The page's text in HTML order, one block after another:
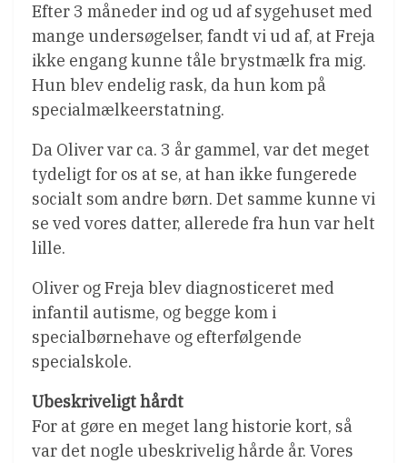
Efter 3 måneder ind og ud af sygehuset med
mange undersøgelser, fandt vi ud af, at Freja
ikke engang kunne tåle brystmælk fra mig.
Hun blev endelig rask, da hun kom på
specialmælkeerstatning.
Da Oliver var ca. 3 år gammel, var det meget
tydeligt for os at se, at han ikke fungerede
socialt som andre børn. Det samme kunne vi
se ved vores datter, allerede fra hun var helt
lille.
Oliver og Freja blev diagnosticeret med
infantil autisme, og begge kom i
specialbørnehave og efterfølgende
specialskole.
Ubeskriveligt hårdt
For at gøre en meget lang historie kort, så
var det nogle ubeskrivelig hårde år. Vores